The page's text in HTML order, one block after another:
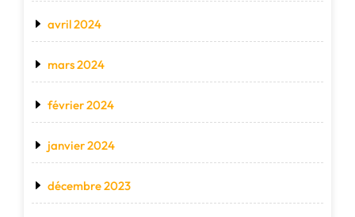
avril 2024
mars 2024
février 2024
janvier 2024
décembre 2023